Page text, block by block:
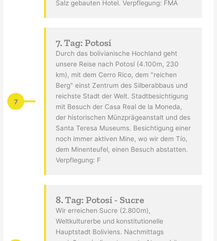
Salz gebauten Hotel. Verpflegung: FMA
7
7. Tag: Potosí
Durch das bolivianische Hochland geht
unsere Reise nach Potosí (4.100m, 230
km), mit dem Cerro Rico, dem "reichen
Berg" einst Zentrum des Silberabbaus und
reichste Stadt der Welt. Stadtbesichtigung
mit Besuch der Casa Real de la Moneda,
der historischen Münzprägeanstalt und des
Santa Teresa Museums. Besichtigung einer
noch immer aktiven Mine, wo wir dem Tío,
dem Minenteufel, einen Besuch abstatten.
Verpflegung: F
8. Tag: Potosí - Sucre
Wir erreichen Sucre (2.800m),
Weltkulturerbe und konstitutionelle
Hauptstadt Boliviens. Nachmittags